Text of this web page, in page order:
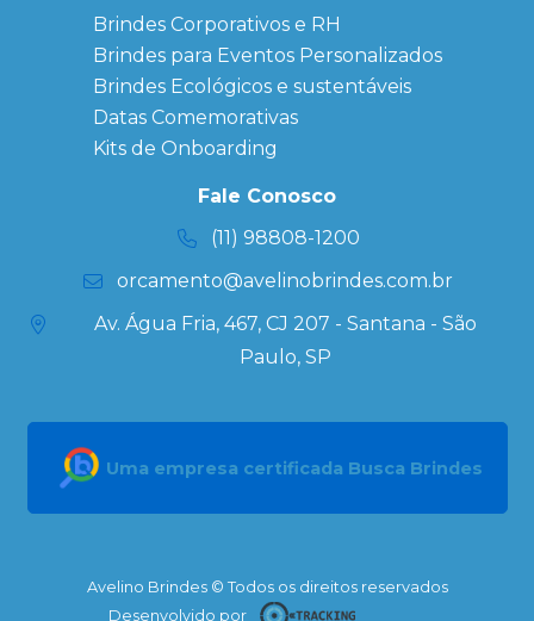
Brindes
Corporativos
Copos Térmicos
Personalizados
Datas Especiais
Ecobag
Personalizada
Kits
Brindes Corporativos e RH
Brindes para Eventos Personalizados
Brindes Ecológicos e sustentáveis
Datas Comemorativas
Kits de Onboarding
Fale Conosco
(11) 98808-1200
orcamento@avelinobrindes.com.br
Av. Água Fria, 467, CJ 207 - Santana - São
Paulo, SP
Uma empresa certificada Busca Brindes
Avelino Brindes © Todos os direitos reservados
Desenvolvido por